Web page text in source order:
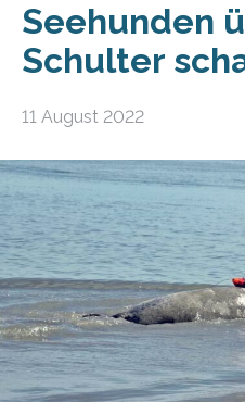
Seehunden
Schulter
11 August 2022